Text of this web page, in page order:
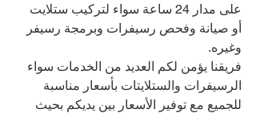
على مدار 24 ساعة سواء لتركيب ستلايت
أو صيانة وفحص رسيفرات وبرمجة رسيفر
وغيره.
فريقنا يؤمن لكم العديد من الخدمات سواء
الرسيفرات والستلايتات بأسعار مناسبة
للجميع مع توفير الأسعار بين يديكم بحيث